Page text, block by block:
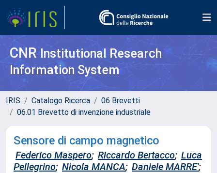
CNR Institutional Research
Information System
IRIS Catalogo Ricerca
06 Brevetti
06.01 Brevetto di invenzione industriale
Sensore di campo magnetico
Federico Maspero; Riccardo Bertacco; Luca
Pellegrino; Nicola MANCA; Daniele MARRE';